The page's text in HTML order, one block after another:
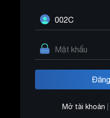
Mở tài khoản